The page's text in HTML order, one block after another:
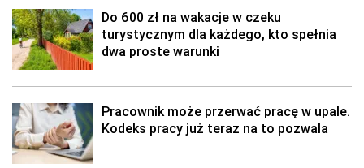
Do 600 zł na wakacje w czeku
turystycznym dla każdego, kto spełnia
dwa proste warunki
Pracownik może przerwać pracę w upale.
Kodeks pracy już teraz na to pozwala